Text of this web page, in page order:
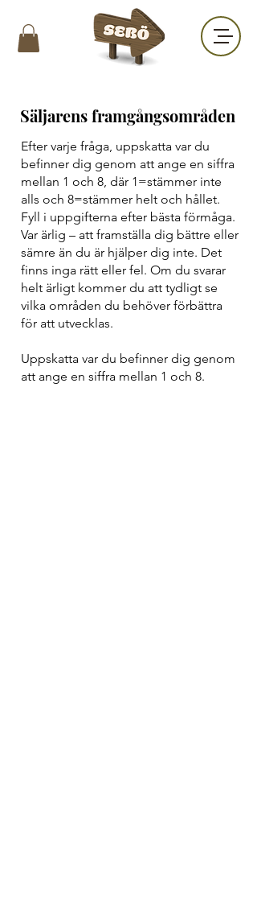
Säljarens framgångsområden
Efter varje fråga, uppskatta var du
befinner dig genom att ange en siffra
mellan 1 och 8, där 1=stämmer inte
alls och 8=stämmer helt och hållet.
Fyll i uppgifterna efter bästa förmåga.
Var ärlig – att framställa dig bättre eller
sämre än du är hjälper dig inte. Det
finns inga rätt eller fel. Om du svarar
helt ärligt kommer du att tydligt se
vilka områden du behöver förbättra
för att utvecklas.
Uppskatta var du befinner dig genom
att ange en siffra mellan 1 och 8.